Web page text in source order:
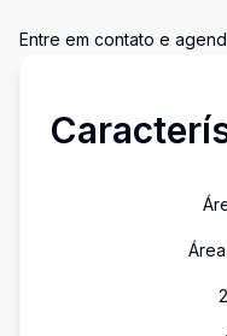
Entre em contato e
2